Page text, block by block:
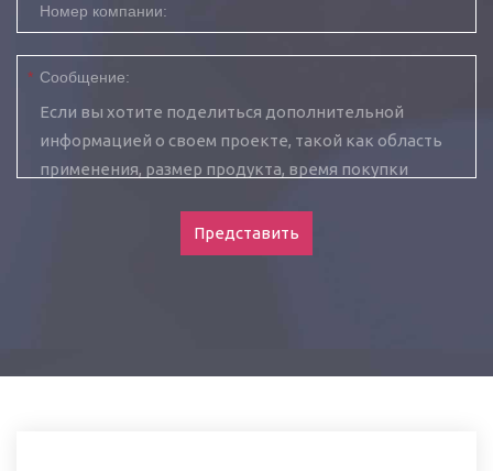
Номер компании:
* Сообщение:
Представить